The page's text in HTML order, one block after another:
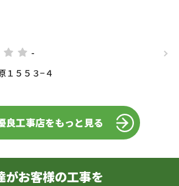
-
１５５３−４
良工事店をもっと見る
がお客様の工事を